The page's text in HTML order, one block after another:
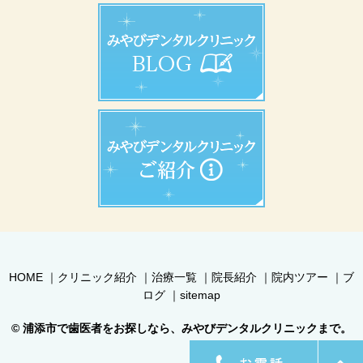
HOME ｜ クリニック紹介 ｜ 治療一覧 ｜ 院長紹介 ｜ 院内ツアー ｜ ブ
ログ
｜ sitemap
© 浦添市で歯医者をお探しなら、みやびデンタルクリニックまで。